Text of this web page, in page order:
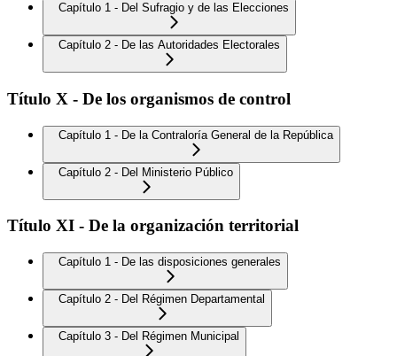
Capítulo 1 - Del Sufragio y de las Elecciones
Capítulo 2 - De las Autoridades Electorales
Título X - De los organismos de control
Capítulo 1 - De la Contraloría General de la República
Capítulo 2 - Del Ministerio Público
Título XI - De la organización territorial
Capítulo 1 - De las disposiciones generales
Capítulo 2 - Del Régimen Departamental
Capítulo 3 - Del Régimen Municipal